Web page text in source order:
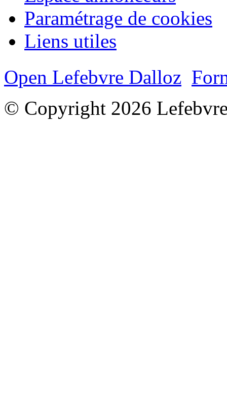
Paramétrage de cookies
Liens utiles
Open Lefebvre Dalloz
© Copyright 2026